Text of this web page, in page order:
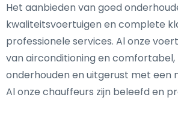
Het aanbieden van goed
kwaliteitsvoertuigen en complete
professionele services. Al onze
van airconditioning en comfortabel,
onderhouden en uitgerust met een
Al onze chauffeurs zijn beleefd en